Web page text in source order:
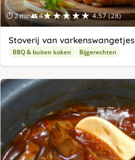
⏱ 2 min👥 4★★★★★ 4.57 (28)
Stoverij van varkenswangetjes
BBQ & buiten koken Bijgerechten